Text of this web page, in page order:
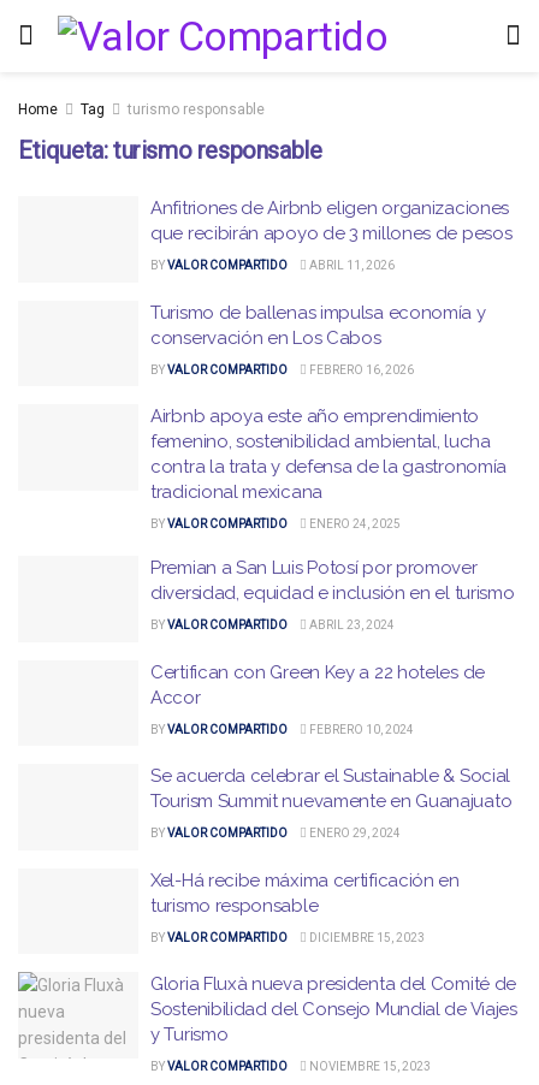
Home Tag turismo responsable
Etiqueta:turismo responsable
Anfitriones de Airbnb eligen organizaciones
que recibirán apoyo de 3 millones de pesos
BYVALOR COMPARTIDO ABRIL 11, 2026
Turismo de ballenas impulsa economía y
conservación en Los Cabos
BYVALOR COMPARTIDO FEBRERO 16, 2026
Airbnb apoya este año emprendimiento
femenino, sostenibilidad ambiental, lucha
contra la trata y defensa de la gastronomía
tradicional mexicana
BYVALOR COMPARTIDO ENERO 24, 2025
Premian a San Luis Potosí por promover
diversidad, equidad e inclusión en el turismo
BYVALOR COMPARTIDO ABRIL 23, 2024
Certifican con Green Key a 22 hoteles de
Accor
BYVALOR COMPARTIDO FEBRERO 10, 2024
Se acuerda celebrar el Sustainable & Social
Tourism Summit nuevamente en Guanajuato
BYVALOR COMPARTIDO ENERO 29, 2024
Xel-Há recibe máxima certificación en
turismo responsable
BYVALOR COMPARTIDO DICIEMBRE 15, 2023
Gloria Fluxà nueva presidenta del Comité de
Sostenibilidad del Consejo Mundial de Viajes
y Turismo
BYVALOR COMPARTIDO NOVIEMBRE 15, 2023